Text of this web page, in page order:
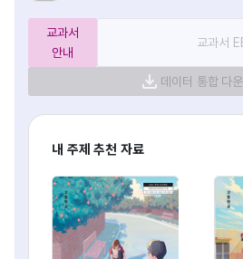
교과서
안내
교과서
데이터 통합 다
내 주제 추천 자료